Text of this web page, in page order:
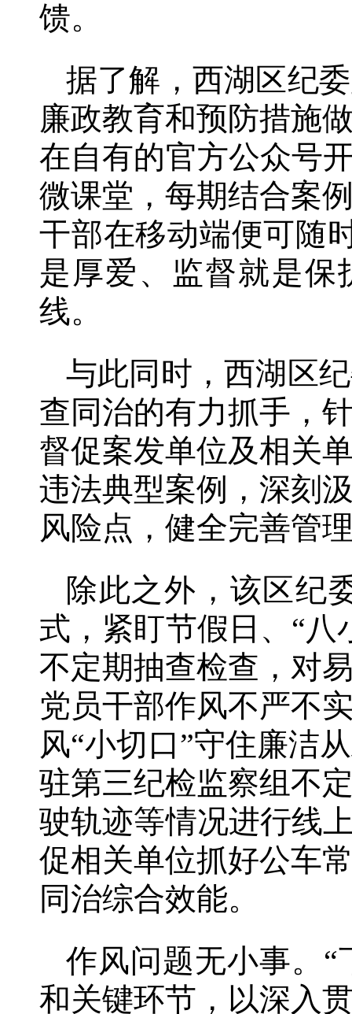
馈。
据了解，西湖区纪
廉政教育和预防措施
在自有的官方公众号
微课堂，每期结合案
干部在移动端便可随
是厚爱、监督就是保
线。
与此同时，西湖区
查同治的有力抓手，
督促案发单位及相关
违法典型案例，深刻
风险点，健全完善管
除此之外，该区纪
式，紧盯节假日、“
不定期抽查检查，对
党员干部作风不严不
风“小切口”守住廉洁
驻第三纪检监察组不
驶轨迹等情况进行线
促相关单位抓好公车
同治综合效能。
作风问题无小事。
和关键环节，以深入